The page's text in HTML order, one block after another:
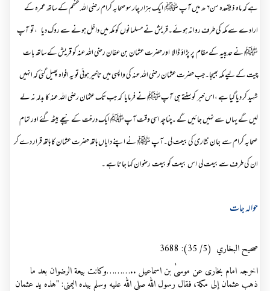
ہے کہ ماہ ذیقعدہ سن۶ ھ میں آپ ﷺ ایک ہزار چار سو صحابہ کرام رضی اللہ عنھم کے ساتھ عمرہ کے
ارادے سے مکہ کی طرف روانہ ہوئے۔قریش نے مسلمانوں کو مکہ میں داخل ہونے سے روک دیا ،تو آپ
ﷺ نے حدیبیہ کے مقام پر پڑاؤ ڈالا اورحضرت عثمان بن عفان رضی اللہ عنہ کو قریش کے ساتھ بات
چیت کے لیے مکہ بھیجا۔جب حضرت عثمان رضی اللہ عنہ کی واپسی میں تاخیر ہوئی تو یہ افواہ پھیل گئی کہ انہیں
شہید کر دیا گیا ہے ،اس خبر کو سنتے ہی آپﷺ نے فرمایا کہ جب تک عثمان رضی اللہ عنہ کا بدلہ نہ لے
لیں گے یہاں سے نہیں جائیں گے ۔چناچہ اسی وقت آپﷺ ایک درخت کے نیچے بیٹھ گئے اور تمام
صحابہ کرام سے جان نثاری کی بیعت لی۔آپ ﷺ نے اپنے دایاں ہاتھ حضرت عثمان کا ہاتھ قرار دے کر
ان کی طرف سے بیعت لی اس بیعت کو بیعت رضوان کہا جاتا ہے ۔
حوالہ جات
صحيح البخاري (5/ 35): 3688
اخرجہ امام بخاری عن موسیٰ بن اسماعیل………..وكانت بيعة الرضوان بعد ما
ذهب عثمان إلى مكة، فقال رسول الله صلى الله عليه وسلم بيده اليمنى: "هذه يد عثمان